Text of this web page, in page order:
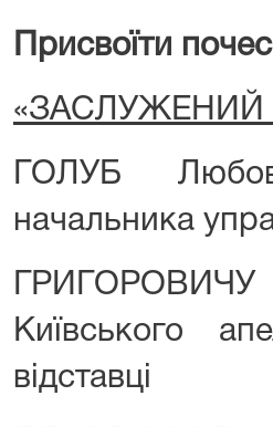
Присвоїти
«ЗАСЛУЖЕНИЙ
ГОЛУБ
начальника
ГРИГОРОВИЧУ
Київського
відставці